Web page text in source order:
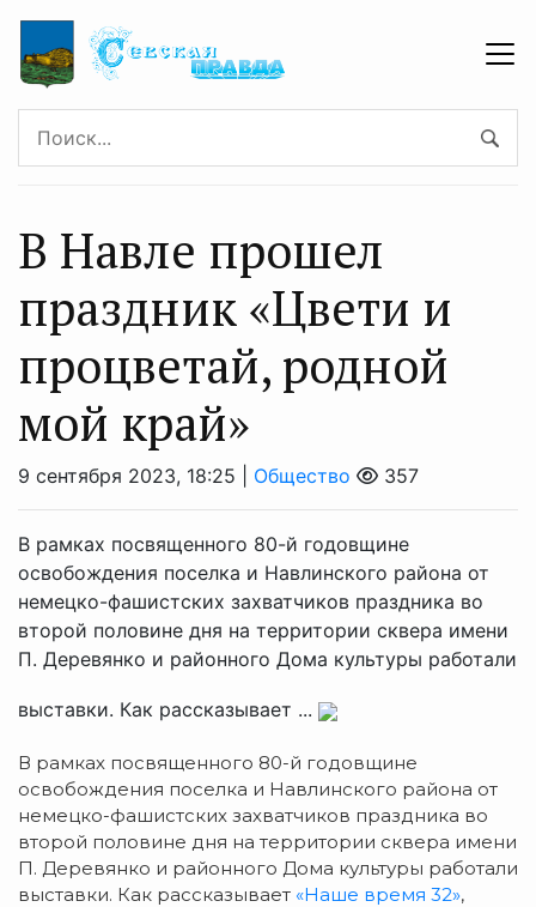
В Навле прошел
праздник «Цвети и
процветай, родной
мой край»
9 сентября 2023, 18:25 | Общество 357
В рамках посвященного 80-й годовщине
освобождения поселка и Навлинского района от
немецко-фашистских захватчиков праздника во
второй половине дня на территории сквера имени
П. Деревянко и районного Дома культуры работали
выставки. Как рассказывает ...
В рамках посвященного 80-й годовщине
освобождения поселка и Навлинского района от
немецко-фашистских захватчиков праздника во
второй половине дня на территории сквера имени
П. Деревянко и районного Дома культуры работали
выставки. Как рассказывает «Наше время 32»,